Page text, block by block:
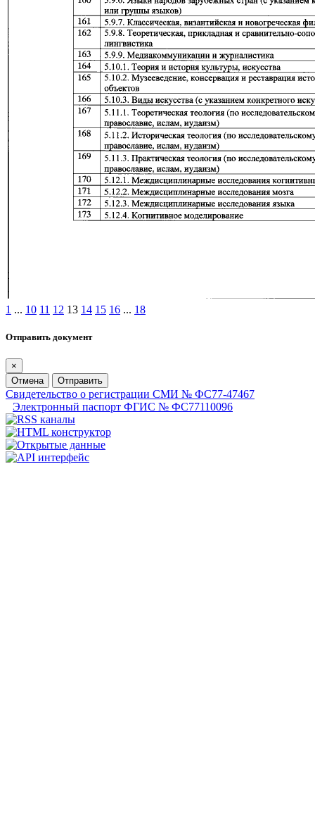
1 ... 10 11 12 13 14 15 16 ... 18
Отправить документ
×
Отмена
Отправить
Свидетельство о регистрации СМИ № ФС77-47467
Электронный паспорт ФГИС № ФС77110096